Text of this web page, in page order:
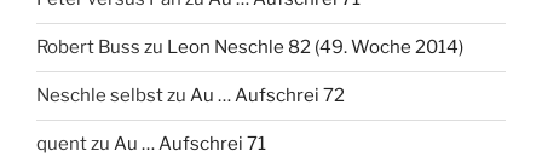
Robert Buss zu Leon Neschle 82 (49. Woche 2014)
Neschle selbstzu Au … Aufschrei 72
quentzu Au … Aufschrei 71